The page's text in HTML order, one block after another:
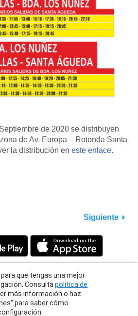
de 2020 se distribuyen
de Av. Europa – Rotonda Santa
la distribución en este enlace.
Siguiente
Policy | Terms| Support
que tengas una mejor
Consultapolítica de
más información o haz
para saber cómo